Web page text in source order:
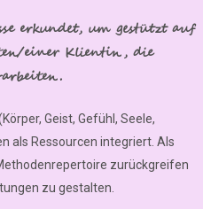
erkundet, um gestützt auf
einer Klientin, die
Geist, Gefühl, Seele,
als Ressourcen integriert. Als
zurückgreifen
zu gestalten.